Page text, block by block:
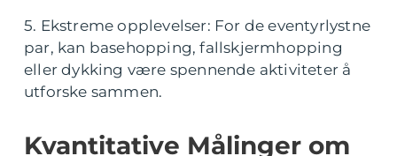
5. Ekstreme opplevelser: For de eventyrlystne
par, kan basehopping, fallskjermhopping
eller dykking være spennende aktiviteter å
utforske sammen.
Kvantitative Målinger om